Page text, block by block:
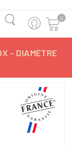
0
- DIAMÈTRE